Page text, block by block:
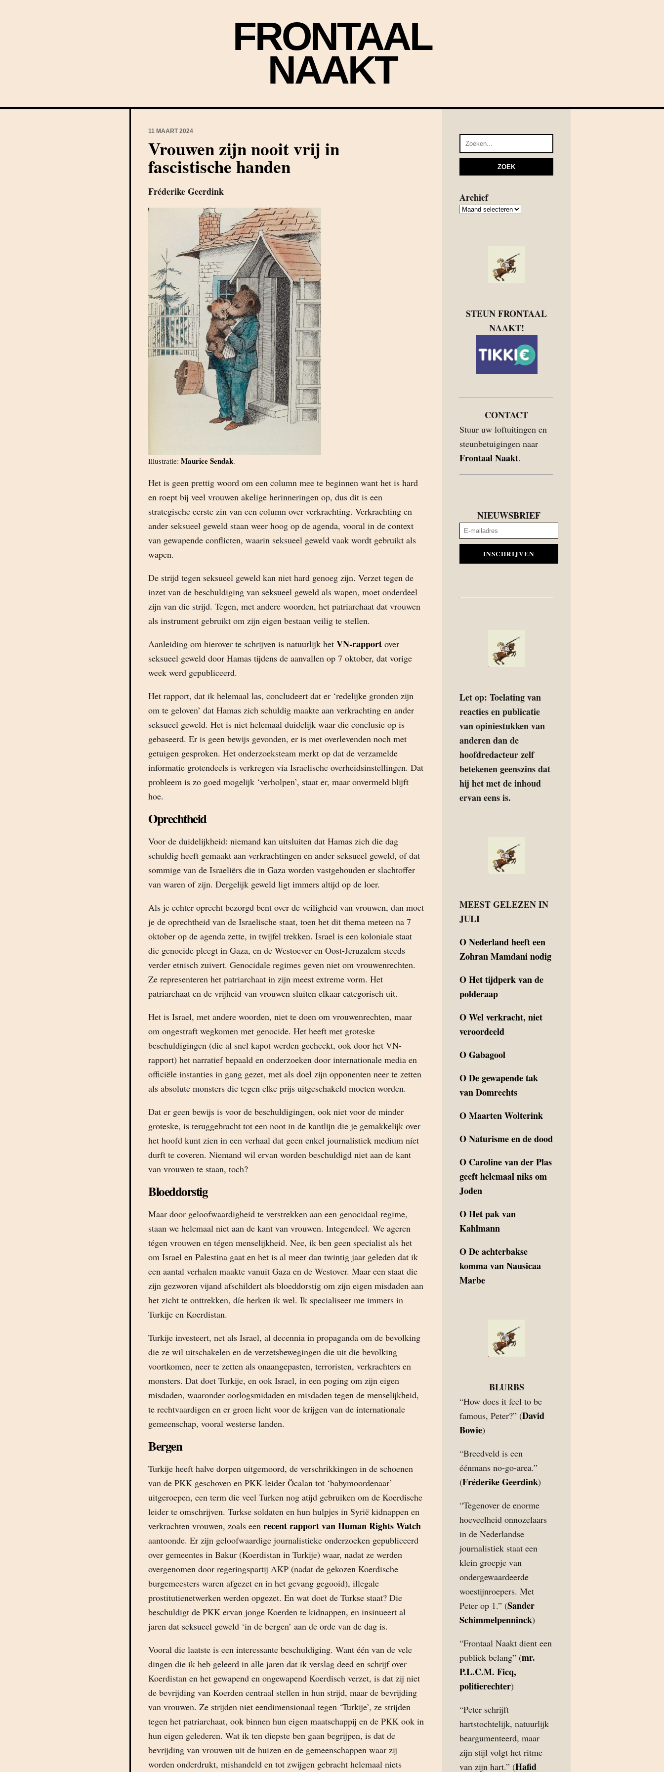
FRONTAAL
NAAKT
11 MAART 2024
Vrouwen zijn nooit vrij in
fascistische handen
Fréderike Geerdink
Illustratie: Maurice Sendak.
Het is geen prettig woord om een column mee te beginnen want het is hard
en roept bij veel vrouwen akelige herinneringen op, dus dit is een
strategische eerste zin van een column over verkrachting. Verkrachting en
ander seksueel geweld staan weer hoog op de agenda, vooral in de context
van gewapende conflicten, waarin seksueel geweld vaak wordt gebruikt als
wapen.
De strijd tegen seksueel geweld kan niet hard genoeg zijn. Verzet tegen de
inzet van de beschuldiging van seksueel geweld als wapen, moet onderdeel
zijn van die strijd. Tegen, met andere woorden, het patriarchaat dat vrouwen
als instrument gebruikt om zijn eigen bestaan veilig te stellen.
Aanleiding om hierover te schrijven is natuurlijk het VN-rapport over
seksueel geweld door Hamas tijdens de aanvallen op 7 oktober, dat vorige
week werd gepubliceerd.
Het rapport, dat ik helemaal las, concludeert dat er ‘redelijke gronden zijn
om te geloven’ dat Hamas zich schuldig maakte aan verkrachting en ander
seksueel geweld. Het is niet helemaal duidelijk waar die conclusie op is
gebaseerd. Er is geen bewijs gevonden, er is met overlevenden noch met
getuigen gesproken. Het onderzoeksteam merkt op dat de verzamelde
informatie grotendeels is verkregen via Israelische overheidsinstellingen. Dat
probleem is zo goed mogelijk ‘verholpen’, staat er, maar onvermeld blijft
hoe.
Oprechtheid
Voor de duidelijkheid: niemand kan uitsluiten dat Hamas zich die dag
schuldig heeft gemaakt aan verkrachtingen en ander seksueel geweld, of dat
sommige van de Israeliërs die in Gaza worden vastgehouden er slachtoffer
van waren of zijn. Dergelijk geweld ligt immers altijd op de loer.
Als je echter oprecht bezorgd bent over de veiligheid van vrouwen, dan moet
je de oprechtheid van de Israelische staat, toen het dit thema meteen na 7
oktober op de agenda zette, in twijfel trekken. Israel is een koloniale staat
die genocide pleegt in Gaza, en de Westoever en Oost-Jeruzalem steeds
verder etnisch zuivert. Genocidale regimes geven niet om vrouwenrechten.
Ze representeren het patriarchaat in zijn meest extreme vorm. Het
patriarchaat en de vrijheid van vrouwen sluiten elkaar categorisch uit.
Het is Israel, met andere woorden, niet te doen om vrouwenrechten, maar
om ongestraft wegkomen met genocide. Het heeft met groteske
beschuldigingen (die al snel kapot werden gecheckt, ook door het VN-
rapport) het narratief bepaald en onderzoeken door internationale media en
officiële instanties in gang gezet, met als doel zijn opponenten neer te zetten
als absolute monsters die tegen elke prijs uitgeschakeld moeten worden.
Dat er geen bewijs is voor de beschuldigingen, ook niet voor de minder
groteske, is teruggebracht tot een noot in de kantlijn die je gemakkelijk over
het hoofd kunt zien in een verhaal dat geen enkel journalistiek medium níet
durft te coveren. Niemand wil ervan worden beschuldigd niet aan de kant
van vrouwen te staan, toch?
Bloeddorstig
Maar door geloofwaardigheid te verstrekken aan een genocidaal regime,
staan we helemaal niet aan de kant van vrouwen. Integendeel. We ageren
tégen vrouwen en tégen menselijkheid. Nee, ik ben geen specialist als het
om Israel en Palestina gaat en het is al meer dan twintig jaar geleden dat ik
een aantal verhalen maakte vanuit Gaza en de Westover. Maar een staat die
zijn gezworen vijand afschildert als bloeddorstig om zijn eigen misdaden aan
het zicht te onttrekken, díe herken ik wel. Ik specialiseer me immers in
Turkije en Koerdistan.
Turkije investeert, net als Israel, al decennia in propaganda om de bevolking
die ze wil uitschakelen en de verzetsbewegingen die uit die bevolking
voortkomen, neer te zetten als onaangepasten, terroristen, verkrachters en
monsters. Dat doet Turkije, en ook Israel, in een poging om zijn eigen
misdaden, waaronder oorlogsmidaden en misdaden tegen de menselijkheid,
te rechtvaardigen en er groen licht voor de krijgen van de internationale
gemeenschap, vooral westerse landen.
Bergen
Turkije heeft halve dorpen uitgemoord, de verschrikkingen in de schoenen
van de PKK geschoven en PKK-leider Öcalan tot ‘babymoordenaar’
uitgeroepen, een term die veel Turken nog atijd gebruiken om de Koerdische
leider te omschrijven. Turkse soldaten en hun hulpjes in Syrië kidnappen en
verkrachten vrouwen, zoals een recent rapport van Human Rights Watch
aantoonde. Er zijn geloofwaardige journalistieke onderzoeken gepubliceerd
over gemeentes in Bakur (Koerdistan in Turkije) waar, nadat ze werden
overgenomen door regeringspartij AKP (nadat de gekozen Koerdische
burgemeesters waren afgezet en in het gevang gegooid), illegale
prostitutienetwerken werden opgezet. En wat doet de Turkse staat? Die
beschuldigt de PKK ervan jonge Koerden te kidnappen, en insinueert al
jaren dat seksueel geweld ‘in de bergen’ aan de orde van de dag is.
Vooral die laatste is een interessante beschuldiging. Want één van de vele
dingen die ik heb geleerd in alle jaren dat ik verslag deed en schrijf over
Koerdistan en het gewapend en ongewapend Koerdisch verzet, is dat zij niet
de bevrijding van Koerden centraal stellen in hun strijd, maar de bevrijding
van vrouwen. Ze strijden niet eendimensionaal tegen ‘Turkije’, ze strijden
tegen het patriarchaat, ook binnen hun eigen maatschappij en de PKK ook in
hun eigen gelederen. Wat ik ten diepste ben gaan begrijpen, is dat de
bevrijding van vrouwen uit de huizen en de gemeenschappen waar zij
worden onderdrukt, mishandeld en tot zwijgen gebracht helemaal niets
Archief
Archief
STEUN FRONTAAL
NAAKT!
CONTACT
Stuur uw loftuitingen en
steunbetuigingen naar
Frontaal Naakt.
NIEUWSBRIEF
INSCHRIJVEN
Let op: Toelating van
reacties en publicatie
van opiniestukken van
anderen dan de
hoofdredacteur zelf
betekenen geenszins dat
hij het met de inhoud
ervan eens is.
MEEST GELEZEN IN
JULI
ONederland heeft een
Zohran Mamdani nodig
OHet tijdperk van de
polderaap
OWel verkracht, niet
veroordeeld
OGabagool
ODe gewapende tak
van Domrechts
OMaarten Wolterink
ONaturisme en de dood
O Caroline van der Plas
geeft helemaal niks om
Joden
OHet pak van
Kahlmann
ODe achterbakse
komma van Nausicaa
Marbe
BLURBS
“How does it feel to be
famous, Peter?” (David
Bowie)
“Breedveld is een
éénmans no-go-area.”
(Fréderike Geerdink)
“Tegenover de enorme
hoeveelheid onnozelaars
in de Nederlandse
journalistiek staat een
klein groepje van
ondergewaardeerde
woestijnroepers. Met
Peter op 1.” (Sander
Schimmelpenninck)
“Frontaal Naakt dient een
publiek belang” (mr.
P.L.C.M. Ficq,
politierechter)
“Peter schrijft
hartstochtelijk, natuurlijk
beargumenteerd, maar
zijn stijl volgt het ritme
van zijn hart.” (Hafid